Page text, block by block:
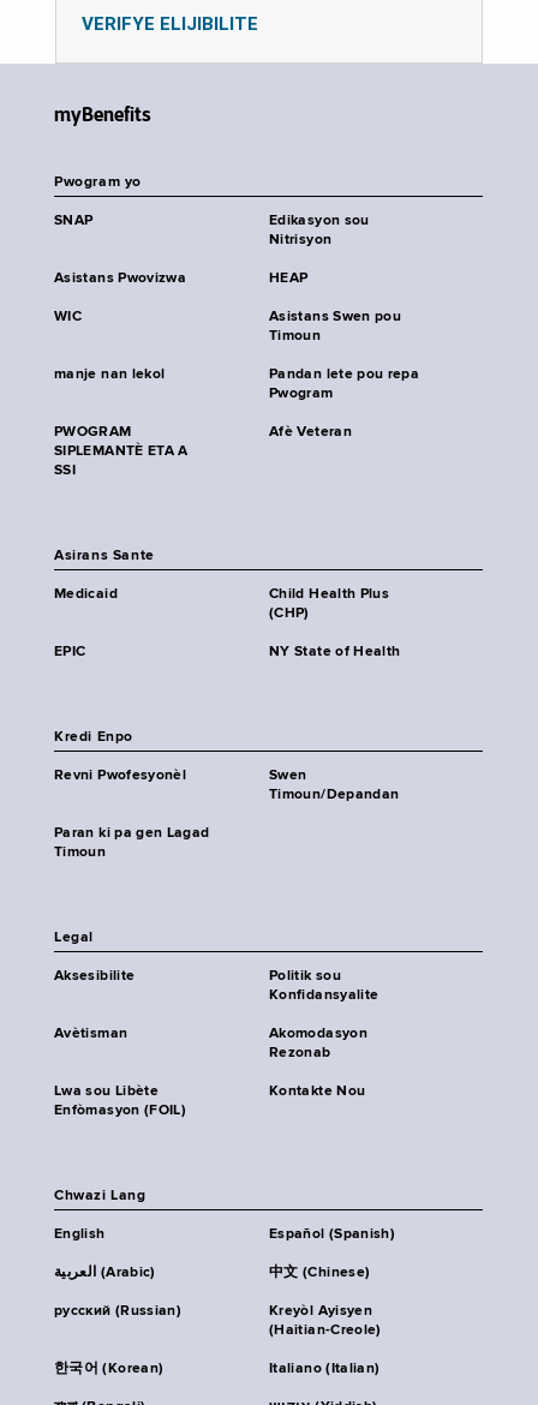
VERIFYE ELIJIBILITE
myBenefits
Pwogram yo
SNAP
Edikasyon sou
Nitrisyon
Asistans Pwovizwa HEAP
WIC
Asistans Swen pou
Timoun
manje nan lekol
Pandan lete pou repa
Pwogram
PWOGRAM
SIPLEMANTÈ ETA A
SSI
Afè Veteran
Asirans Sante
Medicaid
Child Health Plus
(CHP)
EPIC NY State of Health
Kredi Enpo
Revni Pwofesyonèl
Swen
Timoun/Depandan
Paran ki pa gen Lagad
Timoun
Legal
Aksesibilite
Politik sou
Konfidansyalite
Avètisman
Akomodasyon
Rezonab
Lwa sou Libète
Enfòmasyon (FOIL)
Kontakte Nou
Chwazi Lang
English Español (Spanish)
العربية (Arabic) 中文 (Chinese)
русский (Russian)
Kreyòl Ayisyen
(Haitian-Creole)
한국어 (Korean) Italiano (Italian)